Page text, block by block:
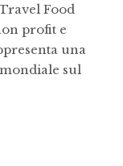
Food
profit e
una
sul